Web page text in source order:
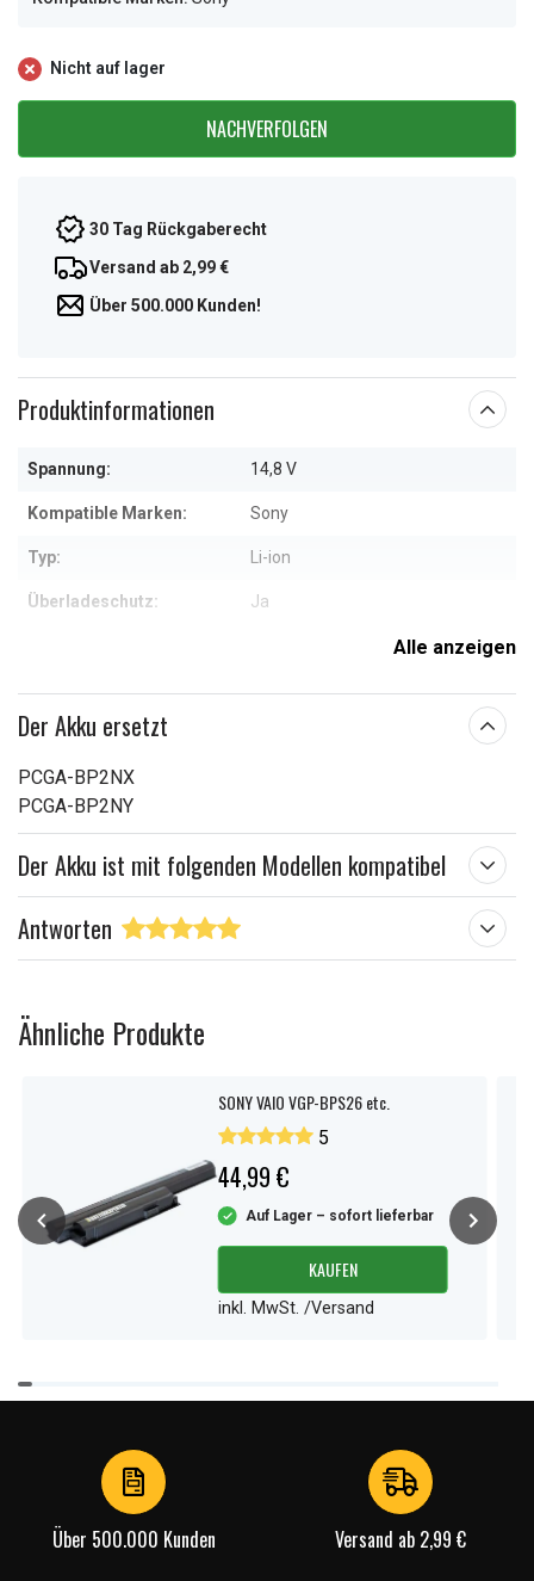
Nicht auf lager
NACHVERFOLGEN
30 Tag Rückgaberecht
Versand ab 2,99 €
Über 500.000 Kunden!
Produktinformationen
Spannung: 14,8 V
Kompatible Marken: Sony
Typ: Li-ion
Überladeschutz: Ja
147,40 x 84,40 x 18,90 mm
Kapazität: 4400 mAh
Alle anzeigen
Der Akku ersetzt
PCGA-BP2NX
PCGA-BP2NY
Der Akku ist mit folgenden Modellen kompatibel
Antworten
Ähnliche Produkte
SONY VAIO VGP-BPS26 etc.
5
44,99 €
Auf Lager – sofort lieferbar
KAUFEN
inkl. MwSt. /Versand
Item
1
Über 500.000 Kunden Versand ab 2,99 €